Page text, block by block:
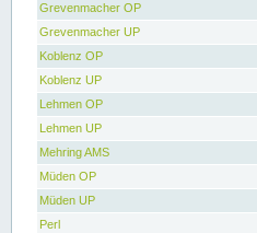
Grevenmacher OP
Grevenmacher UP
Koblenz OP
Koblenz UP
Lehmen OP
Lehmen UP
Mehring AMS
Müden OP
Müden UP
Perl